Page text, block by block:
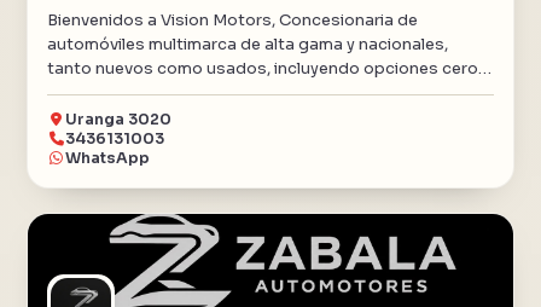
Bienvenidos a Vision Motors, Concesionaria de
automóviles multimarca de alta gama y nacionales,
tanto nuevos como usados, incluyendo opciones cero
kilómetros. Contamos con un equipo excepcional y un
taller propio para la preparación y selección de
vehículos. En Vision Motors, buscamos brindar calidad y
excelencia en cada automóvil que ofrecemos. Ubicados
en Paraná, Entre Ríos, te invitamos a visitarnos y
descubrir nuestra amplia selección de vehículos de
primera categoría.
Uranga 3020
3436131003
WhatsApp